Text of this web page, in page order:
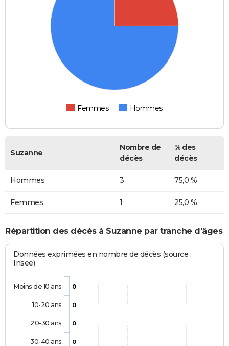
Femmes Hommes
Suzanne
Nombre de
décès
% des
décès
Hommes 3 75,0 %
Femmes 1 25,0 %
Répartition des décès à Suzanne par tranche d'âges
Données exprimées en nombre de décès (source :
Insee)
0
0
0
0
Moins de 10 ans
10-20 ans
20-30 ans
30-40 ans